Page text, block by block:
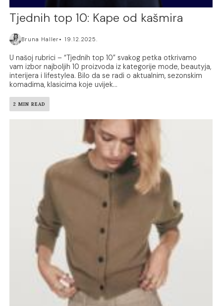
Tjednih top 10: Kape od kašmira
Bruna Haller 19.12.2025.
U našoj rubrici – “Tjednih top 10” svakog petka otkrivamo
vam izbor najboljih 10 proizvoda iz kategorije mode, beautyja,
interijera i lifestylea. Bilo da se radi o aktualnim, sezonskim
komadima, klasicima koje uvijek...
2 MIN READ